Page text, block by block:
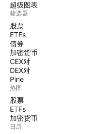
超级图表
筛选器
股票
ETFs
债券
加密货币
CEX对
DEX对
Pine
热图
股票
ETFs
加密货币
日历